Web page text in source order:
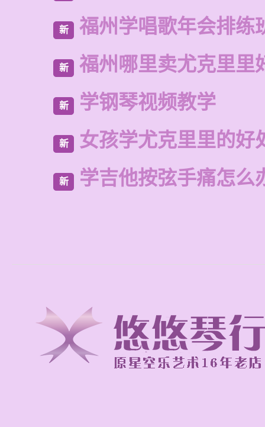
新 福州学唱歌年会排练
新 福州哪里卖尤克里里
新 学钢琴视频教学
新 女孩学尤克里里的好
新 学吉他按弦手痛怎么